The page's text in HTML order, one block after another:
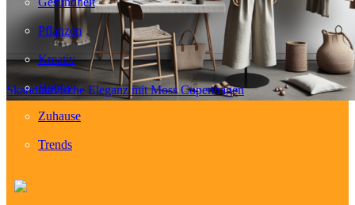
Skandinavische Eleganz mit Moss Copenhagen
Pflanzen
Kreativ
Hobby
Zuhause
Trends